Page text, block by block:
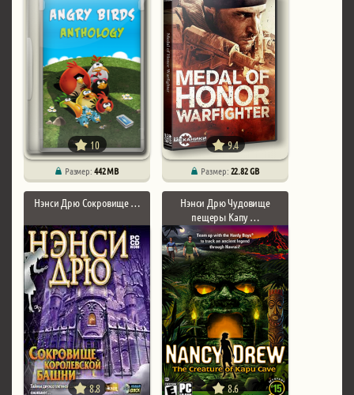
10
Размер:442 MB
9.4
Размер:22.82 GB
Нэнси Дрю Сокровище …
8.8
Нэнси Дрю Чудовище
пещеры Капу …
8.6